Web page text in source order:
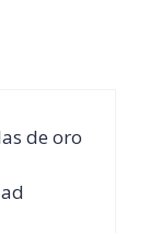
de oro